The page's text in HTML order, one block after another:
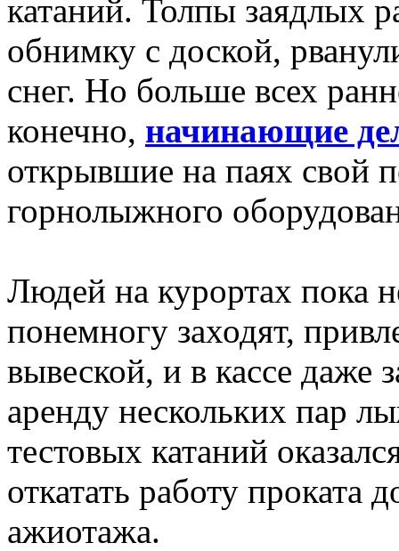
катаний. Толпы заядлых
обнимку с доской,
снег. Но больше всех
конечно, начинающие
открывшие на паях свой
горнолыжного
Людей на курортах пока
понемногу заходят,
вывеской, и в кассе даже
аренду нескольких пар
тестовых катаний
откатать работу проката
ажиотажа.